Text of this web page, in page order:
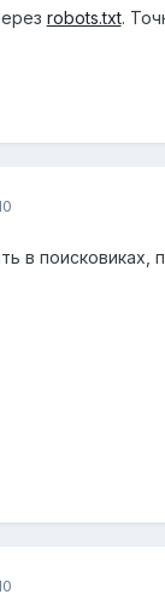
robots.txt.
в поисковиках,